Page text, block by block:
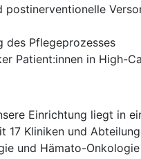
des Pflegeprozesses
Patient:innen in High-
Einrichtung liegt in
17 Kliniken und
und Hämato-